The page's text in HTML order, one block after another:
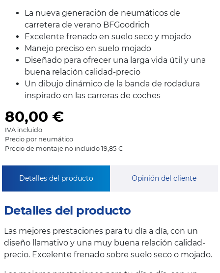
La nueva generación de neumáticos de
carretera de verano BFGoodrich
Excelente frenado en suelo seco y mojado
Manejo preciso en suelo mojado
Diseñado para ofrecer una larga vida útil y una
buena relación calidad-precio
Un dibujo dinámico de la banda de rodadura
inspirado en las carreras de coches
80,00 €
IVA incluido
Precio por neumático
Precio de montaje no incluido 19,85 €
Detalles del producto Opinión del cliente
Detalles del producto
Las mejores prestaciones para tu día a día, con un
diseño llamativo y una muy buena relación calidad-
precio. Excelente frenado sobre suelo seco o mojado.